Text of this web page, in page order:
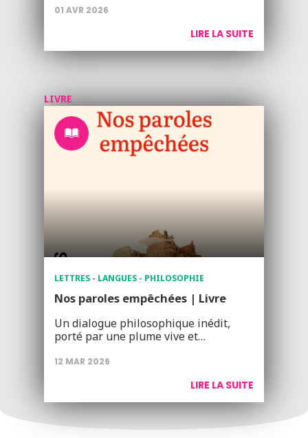
01 AVR 2026
LIRE LA SUITE
LIVRE
LETTRES - LANGUES - PHILOSOPHIE
Nos paroles empêchées | Livre
Un dialogue philosophique inédit,
porté par une plume vive et…
12 MAR 2026
LIRE LA SUITE